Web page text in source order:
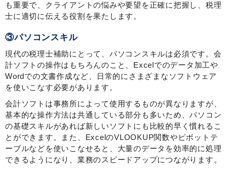
も重要で、クライアントの悩みや要望を正確に把握し、税理
士に適切に伝える役割を果たします。
③パソコンスキル
現代の税理士補助にとって、パソコンスキルは必須です。会
計ソフトの操作はもちろんのこと、Excelでのデータ加工や
Wordでの文書作成など、日常的にさまざまなソフトウェア
を使いこなす必要があります。
会計ソフトは事務所によって使用するものが異なりますが、
基本的な操作方法は共通している部分も多いため、パソコン
の基礎スキルがあれば新しいソフトにも比較的早く慣れるこ
とができます。また、ExcelのVLOOKUP関数やピボットテ
ーブルなどを使いこなせると、大量のデータを効率的に処理
できるようになり、業務のスピードアップにつながります。